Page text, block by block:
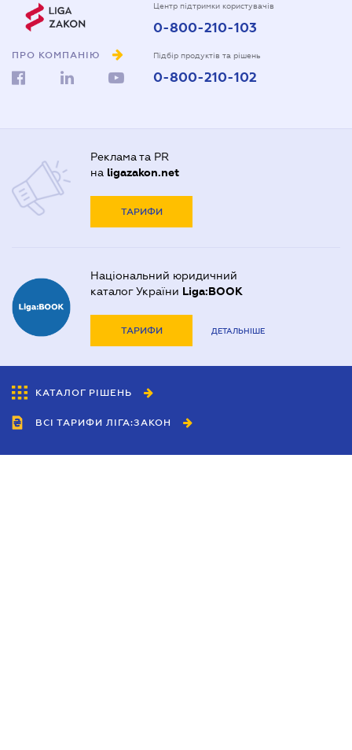
ПРО КОМПАНІЮ
Центр підтримки користувачів
0-800-210-103
Підбір продуктів та рішень
0-800-210-102
Реклама та PR
на ligazakon.net
ТАРИФИ
Національний юридичний
каталог України Liga:BOOK
ТАРИФИ ДЕТАЛЬНІШЕ
КАТАЛОГ РІШЕНЬ
ВСІ ТАРИФИ ЛІГА:ЗАКОН